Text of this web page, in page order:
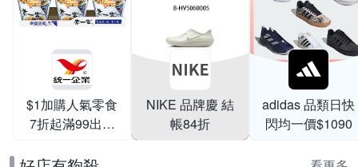
$1加購人氣零食
7折起滿99出貨
NIKE 品牌慶 結
帳84折
adidas 品類日快
閃均一價$1090